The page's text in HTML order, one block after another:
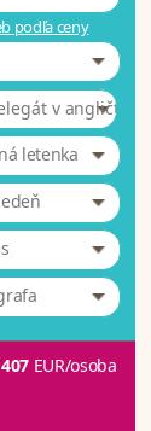
podľa ceny
v angličtině
letenka
EUR/osoba